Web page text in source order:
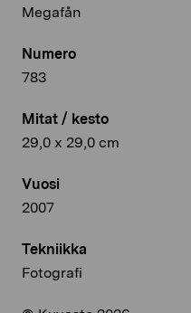
Megafån
Numero
783
Mitat / kesto
29,0 x 29,0 cm
Vuosi
2007
Tekniikka
Fotografi